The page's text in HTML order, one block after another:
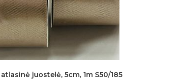
juostelė, 5cm, 1m S50/185